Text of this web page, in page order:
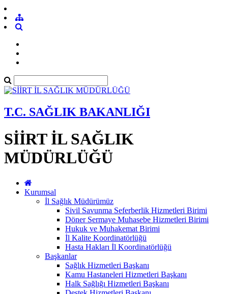
T.C. SAĞLIK BAKANLIĞI
SİİRT İL SAĞLIK
MÜDÜRLÜĞÜ
Kurumsal
İl Sağlık Müdürümüz
Sivil Savunma Seferberlik Hizmetleri Birimi
Döner Sermaye Muhasebe Hizmetleri Birimi
Hukuk ve Muhakemat Birimi
İl Kalite Koordinatörlüğü
Hasta Hakları İl Koordinatörlüğü
Başkanlar
Sağlık Hizmetleri Başkanı
Kamu Hastaneleri Hizmetleri Başkanı
Halk Sağlığı Hizmetleri Başkanı